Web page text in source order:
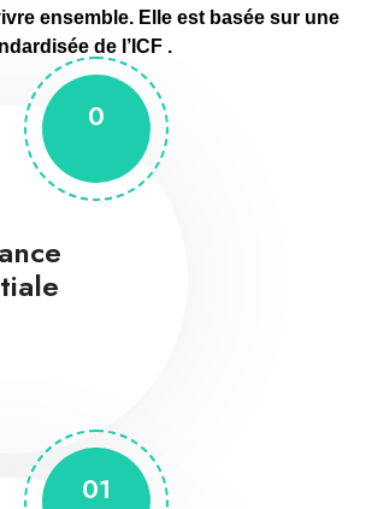
ensemble. Elle est basée sur une
de l’ICF .
0
01